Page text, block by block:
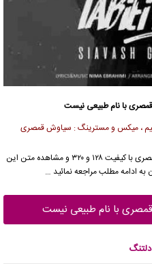
با نام طبیعی نیست
، میکس و مسترینگ : سیاوش قمصری
با کیفیت ۱۲۸ و ۳۲۰ و مشاهده متن این
ادامه مطلب مراجعه نمائید …
با نام طبیعی نیست